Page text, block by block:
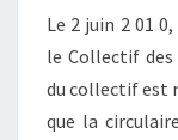
Le 2 juin 2 01
le Collectif
du collectif est
que la